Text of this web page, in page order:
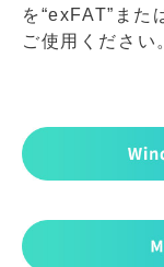
を“exFAT”また
ご使用ください